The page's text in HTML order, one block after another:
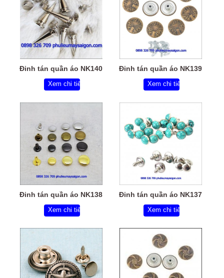
Đinh tán quần áo NK140
Xem chi tiết
Đinh tán quần áo NK139
Xem chi tiết
Đinh tán quần áo NK138
Xem chi tiết
Đinh tán quần áo NK137
Xem chi tiết